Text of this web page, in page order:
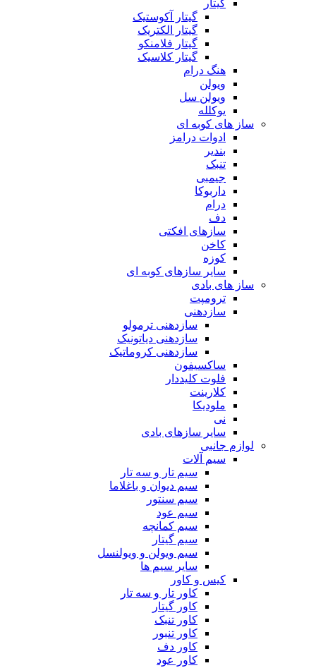
گیتار
گیتار آکوستیک
گیتار الکتریک
گیتار فلامنکو
گیتار کلاسیک
هنگ درام
ویولن
ویولن سل
یوکلله
ساز های کوبه ای
ادوات درامز
بندیر
تنبک
جیمبی
داربوکا
درام
دف
سازهای افکتی
کاخن
کوزه
سایر سازهای کوبه ای
ساز های بادی
ترومپت
سازدهنی
سازدهنی ترمولو
سازدهنی دیاتونیک
سازدهنی کروماتیک
ساکسیفون
فلوت کلیددار
کلارینت
ملودیکا
نی
سایر سازهای بادی
لوازم جانبی
سیم آلات
سیم تار و سه تار
سیم دیوان و باغلاما
سیم سنتور
سیم عود
سیم کمانچه
سیم گیتار
سیم ویولن و ویولنسل
سایر سیم ها
کیس و کاور
کاور تار و سه تار
کاور گیتار
کاور تنبک
کاور تنبور
کاور دف
کاور عود